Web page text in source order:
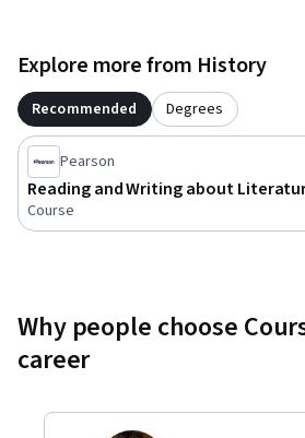
Explore more from History
Recommended Degrees
Pearson
Reading and Writing about
Course
Why people choose
career